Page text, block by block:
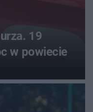
19
w powiecie